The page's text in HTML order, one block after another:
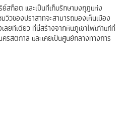
สก็อต และเป็นที่เก็บรักษามงกุฎแห่ง
วิวของปราสาทจะสามารถมองเห็นเมือง
ลยทีเดียว ที่นี่สร้างจากหินภูเขาไฟเก่าแก่ที่
ริสตกาล และเคยเป็นศูนย์กลางทางการ